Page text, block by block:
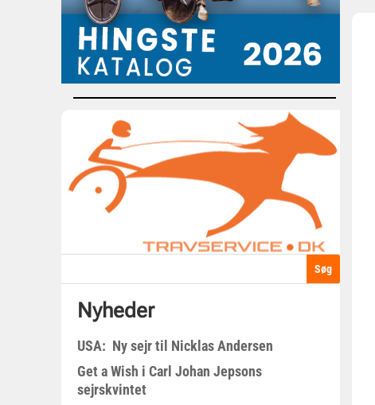
Nyheder
USA: Ny sejr til Nicklas Andersen
Get a Wish i Carl Johan Jepsons
sejrskvintet